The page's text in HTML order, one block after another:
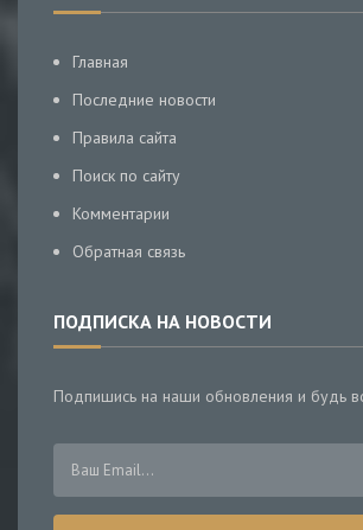
Главная
Последние новости
Правила сайта
Поиск по сайту
Комментарии
Обратная связь
ПОДПИСКА НА НОВОСТИ
Подпишись на наши обновления и будь